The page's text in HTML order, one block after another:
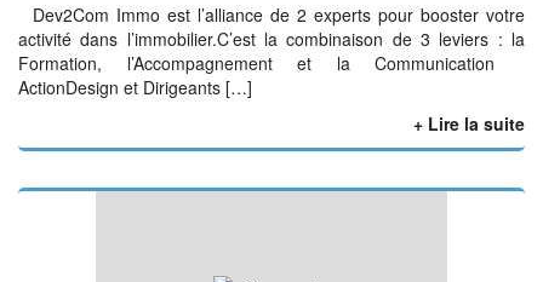
Dev2Com Immo est l’alliance de 2 experts pour booster votre
activité dans l’immobilier.C’est la combinaison de 3 leviers : la
Formation, l’Accompagnement et la Communication
ActionDesign et Dirigeants […]
+ Lire la suite